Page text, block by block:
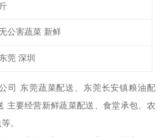
斤
公害蔬菜 新鲜
东莞 深圳
司 东莞蔬菜配送、东莞长安镇粮油配
主要经营新鲜蔬菜配送、食堂承包、农
。